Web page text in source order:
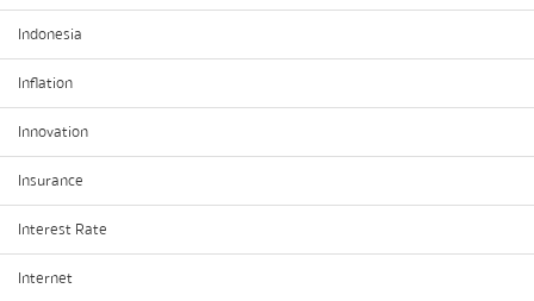
Indonesia
Inflation
Innovation
Insurance
Interest Rate
Internet